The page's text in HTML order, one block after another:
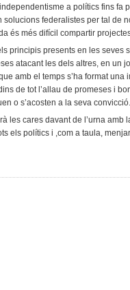
a polítics fins fa
solucions federalistes per tal de
és més difícil compartir
principis presents en les seves
atacant les dels altres, en un
amb el temps s’ha format una
de tot l’allau de promeses i
o s’acosten a la seva convicció.
les cares davant de l’urna amb
els polítics i ,com a taula,